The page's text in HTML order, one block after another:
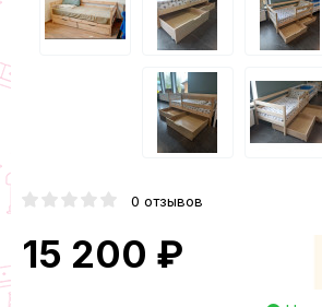
0 отзывов
15 200 ₽